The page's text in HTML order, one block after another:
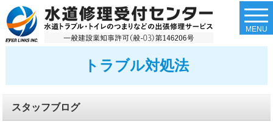
MENU
トラブル対処法
スタッフブログ